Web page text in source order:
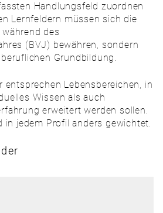
Handlungsfeld zuordnen
Lernfeldern müssen sich die
des
(BVJ) bewähren, sondern
Grundbildung.
entsprechen Lebensbereichen, in
Wissen als auch
erweitert werden sollen.
in jedem Profil anders gewichtet.